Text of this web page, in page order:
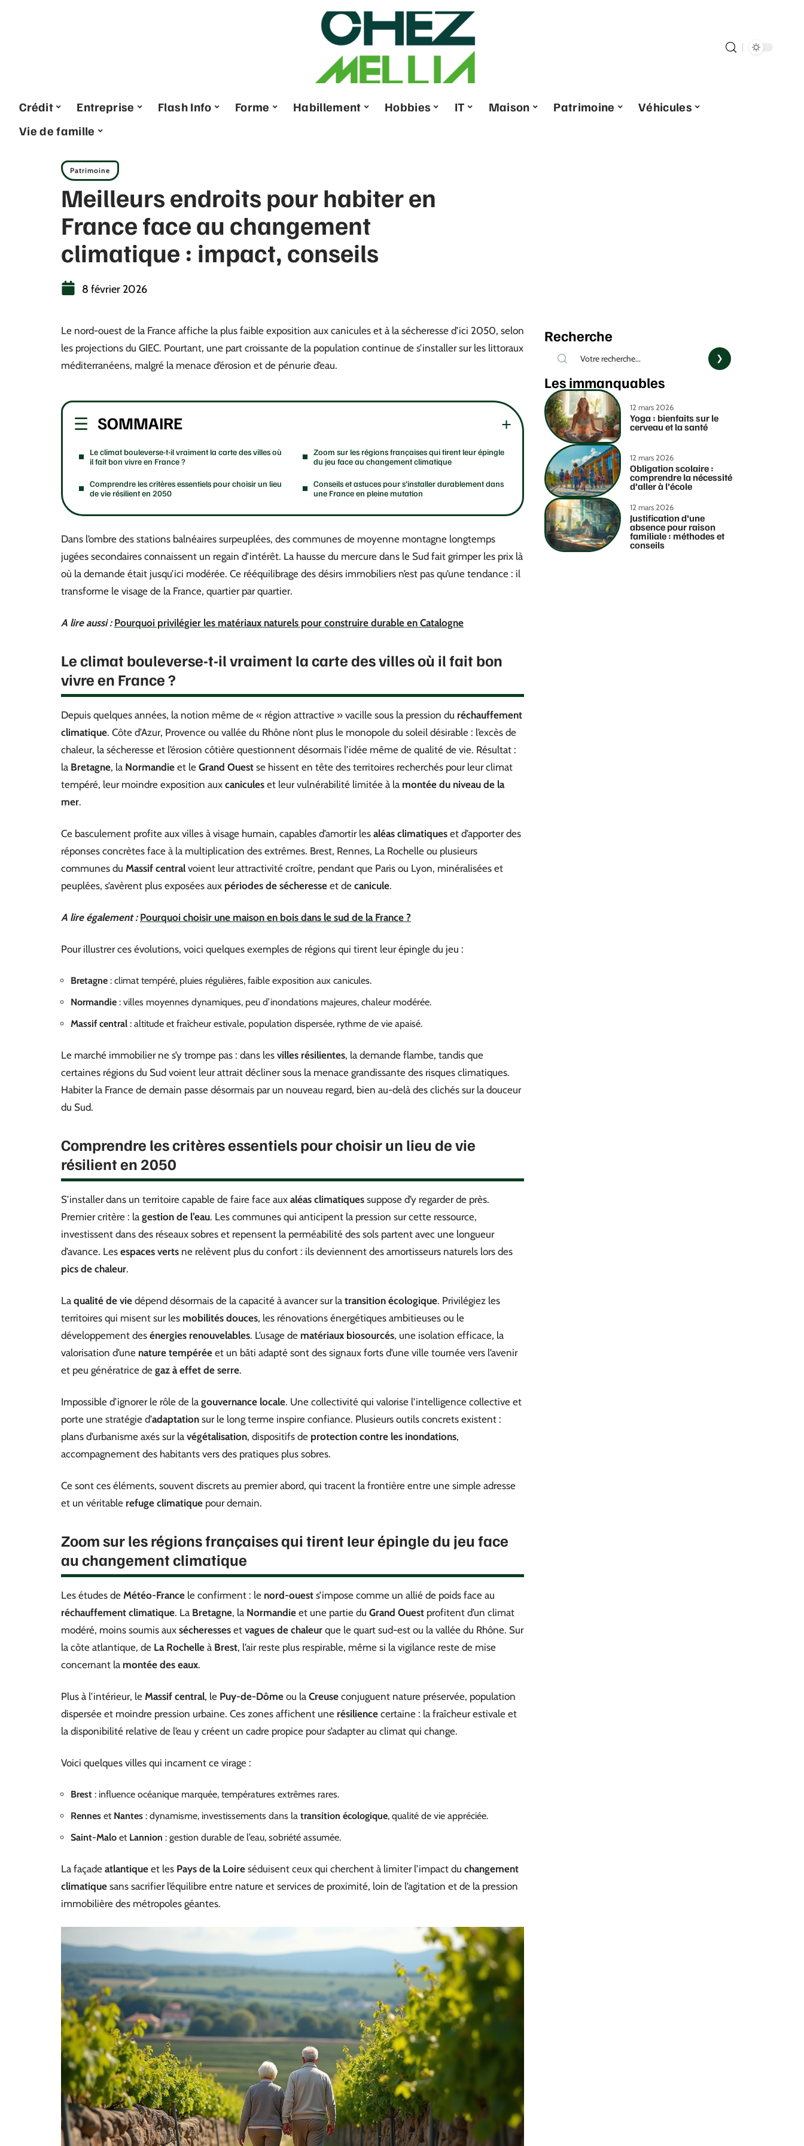
Crédit Entreprise Flash Info Forme Habillement Hobbies IT Maison Patrimoine
Véhicules
Vie de famille
Patrimoine
Meilleurs endroits pour habiter en
France face au changement
climatique : impact, conseils
8 février 2026
Le nord-ouest de la France affiche la plus faible exposition aux canicules et à la sécheresse d’ici 2050, selon
les projections du GIEC. Pourtant, une part croissante de la population continue de s’installer sur les littoraux
méditerranéens, malgré la menace d’érosion et de pénurie d’eau.
SOMMAIRE
Le climat bouleverse-t-il vraiment la carte des villes où
il fait bon vivre en France ?
Comprendre les critères essentiels pour choisir un lieu
de vie résilient en 2050
Zoom sur les régions françaises qui tirent leur épingle
du jeu face au changement climatique
Conseils et astuces pour s’installer durablement dans
une France en pleine mutation
Dans l’ombre des stations balnéaires surpeuplées, des communes de moyenne montagne longtemps
jugées secondaires connaissent un regain d’intérêt. La hausse du mercure dans le Sud fait grimper les prix là
où la demande était jusqu’ici modérée. Ce rééquilibrage des désirs immobiliers n’est pas qu’une tendance : il
transforme le visage de la France, quartier par quartier.
A lire aussi : Pourquoi privilégier les matériaux naturels pour construire durable en Catalogne
Le climat bouleverse-t-il vraiment la carte des villes où il fait bon
vivre en France ?
Depuis quelques années, la notion même de « région attractive » vacille sous la pression du réchauffement
climatique. Côte d’Azur, Provence ou vallée du Rhône n’ont plus le monopole du soleil désirable : l’excès de
chaleur, la sécheresse et l’érosion côtière questionnent désormais l’idée même de qualité de vie. Résultat :
la Bretagne, la Normandie et le Grand Ouest se hissent en tête des territoires recherchés pour leur climat
tempéré, leur moindre exposition aux canicules et leur vulnérabilité limitée à la montée du niveau de la
mer.
Ce basculement profite aux villes à visage humain, capables d’amortir les aléas climatiques et d’apporter des
réponses concrètes face à la multiplication des extrêmes. Brest, Rennes, La Rochelle ou plusieurs
communes du Massif central voient leur attractivité croître, pendant que Paris ou Lyon, minéralisées et
peuplées, s’avèrent plus exposées aux périodes de sécheresse et de canicule.
A lire également : Pourquoi choisir une maison en bois dans le sud de la France ?
Pour illustrer ces évolutions, voici quelques exemples de régions qui tirent leur épingle du jeu :
Bretagne : climat tempéré, pluies régulières, faible exposition aux canicules.
Normandie : villes moyennes dynamiques, peu d’inondations majeures, chaleur modérée.
Massif central : altitude et fraîcheur estivale, population dispersée, rythme de vie apaisé.
Le marché immobilier ne s’y trompe pas : dans les villes résilientes, la demande flambe, tandis que
certaines régions du Sud voient leur attrait décliner sous la menace grandissante des risques climatiques.
Habiter la France de demain passe désormais par un nouveau regard, bien au-delà des clichés sur la douceur
du Sud.
Comprendre les critères essentiels pour choisir un lieu de vie
résilient en 2050
S’installer dans un territoire capable de faire face aux aléas climatiques suppose d’y regarder de près.
Premier critère : la gestion de l’eau. Les communes qui anticipent la pression sur cette ressource,
investissent dans des réseaux sobres et repensent la perméabilité des sols partent avec une longueur
d’avance. Les espaces verts ne relèvent plus du confort : ils deviennent des amortisseurs naturels lors des
pics de chaleur.
La qualité de vie dépend désormais de la capacité à avancer sur la transition écologique. Privilégiez les
territoires qui misent sur les mobilités douces, les rénovations énergétiques ambitieuses ou le
développement des énergies renouvelables. L’usage de matériaux biosourcés, une isolation efficace, la
valorisation d’une nature tempérée et un bâti adapté sont des signaux forts d’une ville tournée vers l’avenir
et peu génératrice de gaz à effet de serre.
Impossible d’ignorer le rôle de la gouvernance locale. Une collectivité qui valorise l’intelligence collective et
porte une stratégie d’adaptation sur le long terme inspire confiance. Plusieurs outils concrets existent :
plans d’urbanisme axés sur la végétalisation, dispositifs de protection contre les inondations,
accompagnement des habitants vers des pratiques plus sobres.
Ce sont ces éléments, souvent discrets au premier abord, qui tracent la frontière entre une simple adresse
et un véritable refuge climatique pour demain.
Zoom sur les régions françaises qui tirent leur épingle du jeu face
au changement climatique
Les études de Météo-France le confirment : le nord-ouest s’impose comme un allié de poids face au
réchauffement climatique. La Bretagne, la Normandie et une partie du Grand Ouest profitent d’un climat
modéré, moins soumis aux sécheresses et vagues de chaleur que le quart sud-est ou la vallée du Rhône. Sur
la côte atlantique, de La Rochelle à Brest, l’air reste plus respirable, même si la vigilance reste de mise
concernant la montée des eaux.
Plus à l’intérieur, le Massif central, le Puy-de-Dôme ou la Creuse conjuguent nature préservée, population
dispersée et moindre pression urbaine. Ces zones affichent une résilience certaine : la fraîcheur estivale et
la disponibilité relative de l’eau y créent un cadre propice pour s’adapter au climat qui change.
Voici quelques villes qui incarnent ce virage :
Brest : influence océanique marquée, températures extrêmes rares.
Rennes et Nantes : dynamisme, investissements dans la transition écologique, qualité de vie appréciée.
Saint-Malo et Lannion : gestion durable de l’eau, sobriété assumée.
La façade atlantique et les Pays de la Loire séduisent ceux qui cherchent à limiter l’impact du changement
climatique sans sacrifier l’équilibre entre nature et services de proximité, loin de l’agitation et de la pression
immobilière des métropoles géantes.
Recherche
Les immanquables
12 mars 2026
Yoga : bienfaits sur le
cerveau et la santé
12 mars 2026
Obligation scolaire :
comprendre la nécessité
d’aller à l’école
12 mars 2026
Justification d’une
absence pour raison
familiale : méthodes et
conseils